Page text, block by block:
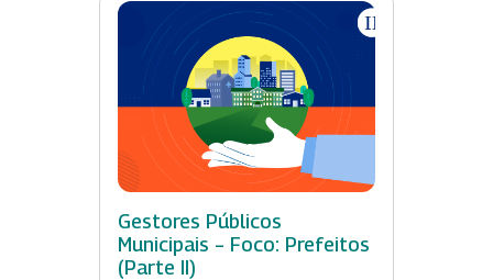
Gestores Públicos
Municipais – Foco: Prefeitos
(Parte II)